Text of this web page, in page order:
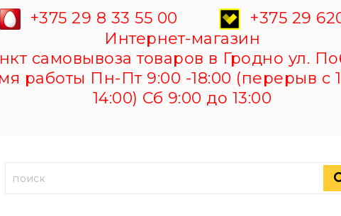
+375 29 8 33 55 00
+375 29
Интернет-магазин
самовывоза товаров в Гродно ул.
работы Пн-Пт 9:00 -18:00 (перерыв с
14:00) Сб 9:00 до 13:00